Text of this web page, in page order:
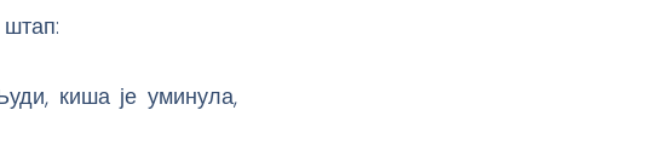
киша је уминула,